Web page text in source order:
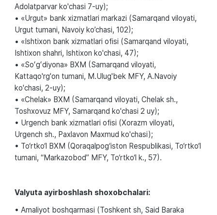
Adolatparvar ko'chasi 7-uy);
• «Urgut» bank xizmatlari markazi (Samarqand viloyati,
Urgut tumani, Navoiy ko’chasi, 102);
• «Ishtixon bank xizmatlari ofisi (Samarqand viloyati,
Ishtixon shahri, Ishtixon ko'chasi, 47);
• «Soʻgʻdiyona» BXM (Samarqand viloyati,
Kattaqo'rg'on tumani, M.Ulug'bek MFY, A.Navoiy
ko'chasi, 2-uy);
• «Chelak» BXM (Samarqand viloyati, Chelak sh.,
Toshxovuz MFY, Samarqand ko'chasi 2 uy);
• Urgench bank xizmatlari ofisi (Xorazm viloyati,
Urgench sh., Paxlavon Maxmud ko'chasi);
• To‘rtko‘l BXM (Qoraqalpog‘iston Respublikasi, To‘rtko‘l
tumani, “Markazobod” MFY, To‘rtko‘l k., 57).
Valyuta ayirboshlash shoxobchalari:
• Amaliyot boshqarmasi (Toshkent sh, Said Baraka